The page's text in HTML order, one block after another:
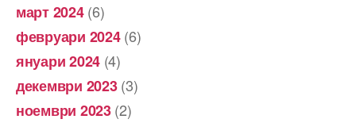
март 2024(6)
февруари 2024(6)
януари 2024 (4)
декември 2023(3)
ноември 2023(2)